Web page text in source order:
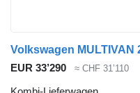
Volkswagen MULTIVAN
EUR 33’290
≈ CHF 31’110